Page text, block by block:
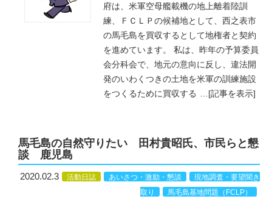
府は、米軍空母艦載機の地上離着陸訓
練、ＦＣＬＰの候補地として、西之表市
の馬毛島を買収するとして地権者と契約
を進めています。 私は、昨年の予算委員
会分科会で、地元の意向に反し、違法開
発のいわくつきの土地を米軍の訓練施設
をつくるために買収する … [記事を表示]
馬毛島の自然守りたい 田村貴昭氏、市民らと懇
談 鹿児島
2020.02.3 活動日誌 あいさつ・激励・懇談
現地調査・要望聞き
取り
馬毛島基地問題（FCLP）